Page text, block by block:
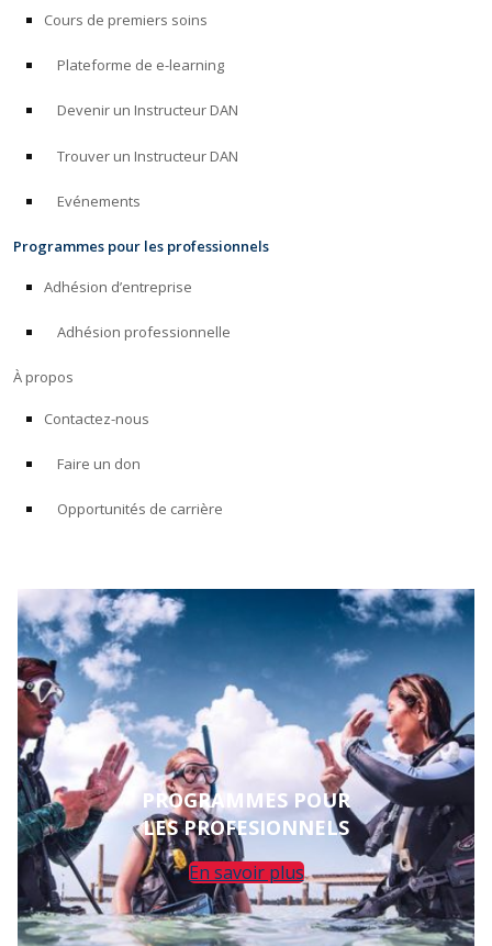
Cours de premiers soins
Plateforme de e-learning
Devenir un Instructeur DAN
Trouver un Instructeur DAN
Evénements
Programmes pour les professionnels
Adhésion d’entreprise
Adhésion professionnelle
À propos
Contactez-nous
Faire un don
Opportunités de carrière
PROGRAMMES POUR
LES PROFESIONNELS
En savoir plus